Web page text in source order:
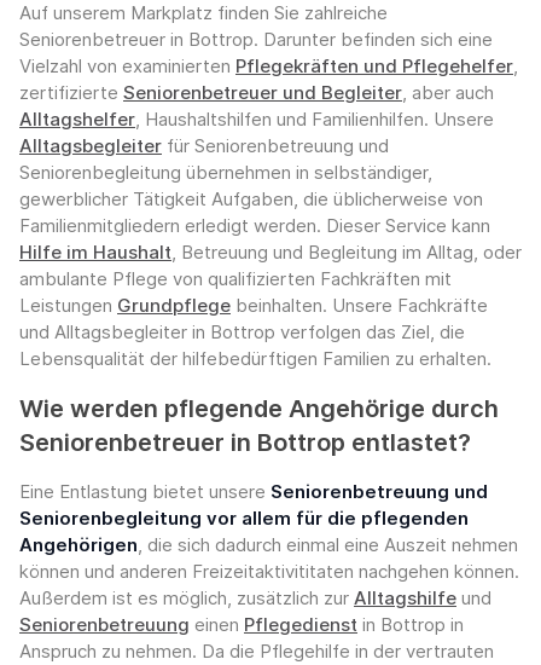
Auf unserem Markplatz finden Sie zahlreiche
Seniorenbetreuer in Bottrop. Darunter befinden sich eine
Vielzahl von examinierten Pflegekräften und Pflegehelfer,
zertifizierte Seniorenbetreuer und Begleiter, aber auch
Alltagshelfer, Haushaltshilfen und Familienhilfen. Unsere
Alltagsbegleiter für Seniorenbetreuung und
Seniorenbegleitung übernehmen in selbständiger,
gewerblicher Tätigkeit Aufgaben, die üblicherweise von
Familienmitgliedern erledigt werden. Dieser Service kann
Hilfe im Haushalt, Betreuung und Begleitung im Alltag, oder
ambulante Pflege von qualifizierten Fachkräften mit
Leistungen Grundpflege beinhalten. Unsere Fachkräfte
und Alltagsbegleiter in Bottrop verfolgen das Ziel, die
Lebensqualität der hilfebedürftigen Familien zu erhalten.
Wie werden pflegende Angehörige durch
Seniorenbetreuer in Bottrop entlastet?
Eine Entlastung bietet unsere Seniorenbetreuung und
Seniorenbegleitung vor allem für die pflegenden
Angehörigen, die sich dadurch einmal eine Auszeit nehmen
können und anderen Freizeitaktivititaten nachgehen können.
Außerdem ist es möglich, zusätzlich zur Alltagshilfe und
Seniorenbetreuung einen Pflegedienst in Bottrop in
Anspruch zu nehmen. Da die Pflegehilfe in der vertrauten